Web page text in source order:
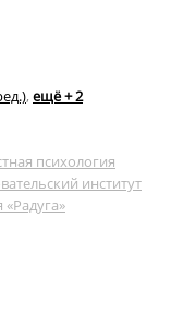
, ещё + 2
психология
институт